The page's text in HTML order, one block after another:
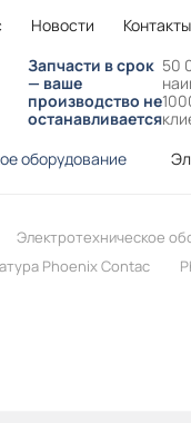
Новости Контакты
Запчасти в срок
— ваше
производство не
останавливается
50
оборудование
Электротехническое
Phoenix Contac